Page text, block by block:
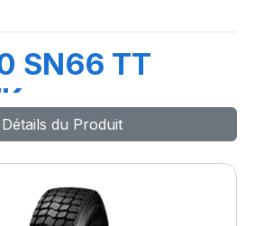
SN66 TT
Détails du Produit